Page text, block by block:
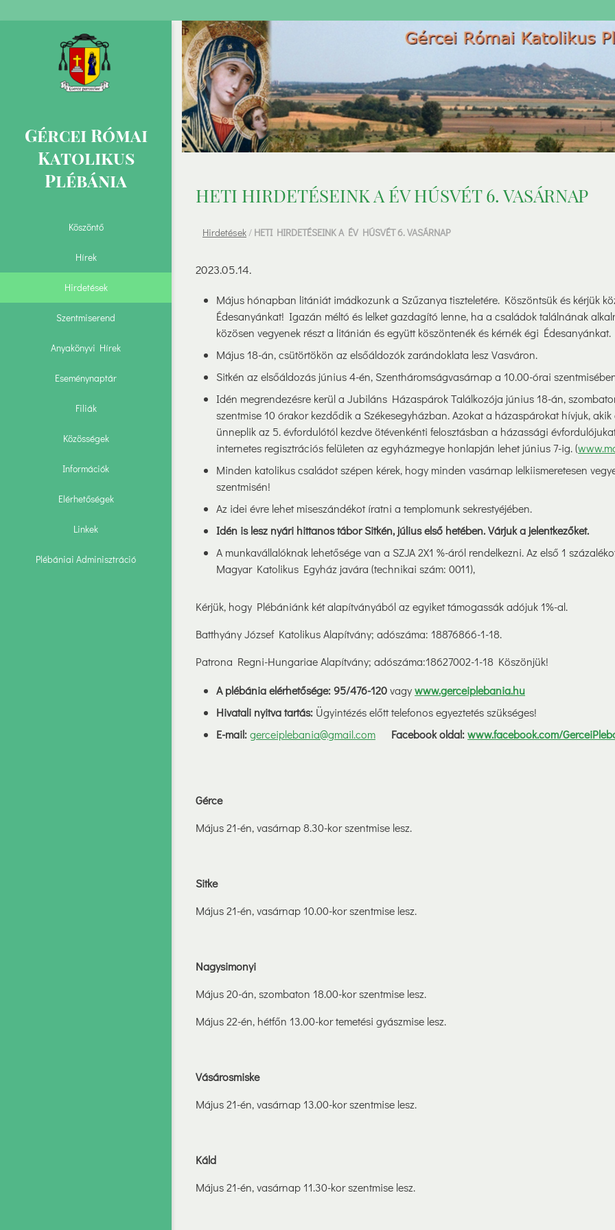
Gércei Római
Katolikus
Plébánia
Köszöntő
Hírek
Hirdetések
Szentmiserend
Anyakönyvi Hírek
Eseménynaptár
Filiák
Közösségek
Információk
Elérhetőségek
Linkek
Plébániai Adminisztráció
HETI HIRDETÉSEINK A ÉV HÚSVÉT 6. VASÁRNAP
Hirdetések/ HETI HIRDETÉSEINK A ÉV HÚSVÉT 6. VASÁRNAP
2023.05.14.
Május hónapban litániát imádkozunk a Szűzanya tiszteletére. Köszöntsük és kérjük
Édesanyánkat! Igazán méltó és lelket gazdagító lenne, ha a családok találnának
közösen vegyenek részt a litánián és együtt köszöntenék és kérnék égi Édesanyánkat.
Május 18-án, csütörtökön az elsőáldozók zarándoklata lesz Vasváron.
Sitkén az elsőáldozás június 4-én, Szentháromságvasárnap a 10.00-órai
Idén megrendezésre kerül a Jubiláns Házaspárok Találkozója június 18-án,
szentmise 10 órakor kezdődik a Székesegyházban. Azokat a házaspárokat hívjuk,
ünneplik az 5. évfordulótól kezdve ötévenkénti felosztásban a házassági
internetes regisztrációs felületen az egyházmegye honlapján lehet június 7-ig. (
Minden katolikus családot szépen kérek, hogy minden vasárnap lelkiismeretesen
szentmisén!
Az idei évre lehet miseszándékot íratni a templomunk sekrestyéjében.
Idén is lesz nyári hittanos tábor Sitkén, július első hetében. Várjuk a jelentkezőket.
A munkavállalóknak lehetősége van a SZJA 2X1 %-áról rendelkezni. Az első 1
Magyar Katolikus Egyház javára (technikai szám: 0011),
Kérjük, hogy Plébániánk két alapítványából az egyiket támogassák adójuk 1%-al.
Batthyány József Katolikus Alapítvány; adószáma: 18876866-1-18.
Patrona Regni-Hungariae Alapítvány; adószáma:18627002-1-18 Köszönjük!
A plébánia elérhetősége: 95/476-120vagywww.gerceiplebania.hu
Hivatali nyitva tartás: Ügyintézés előtt telefonos egyeztetés szükséges!
E-mail:gerceiplebania@gmail.com Facebook oldal:www.facebook.com/
Gérce
Május 21-én, vasárnap 8.30-kor szentmise lesz.
Sitke
Május 21-én, vasárnap 10.00-kor szentmise lesz.
Nagysimonyi
Május 20-án, szombaton 18.00-kor szentmise lesz.
Május 22-én, hétfőn 13.00-kor temetési gyászmise lesz.
Vásárosmiske
Május 21-én, vasárnap 13.00-kor szentmise lesz.
Káld
Május 21-én, vasárnap 11.30-kor szentmise lesz.